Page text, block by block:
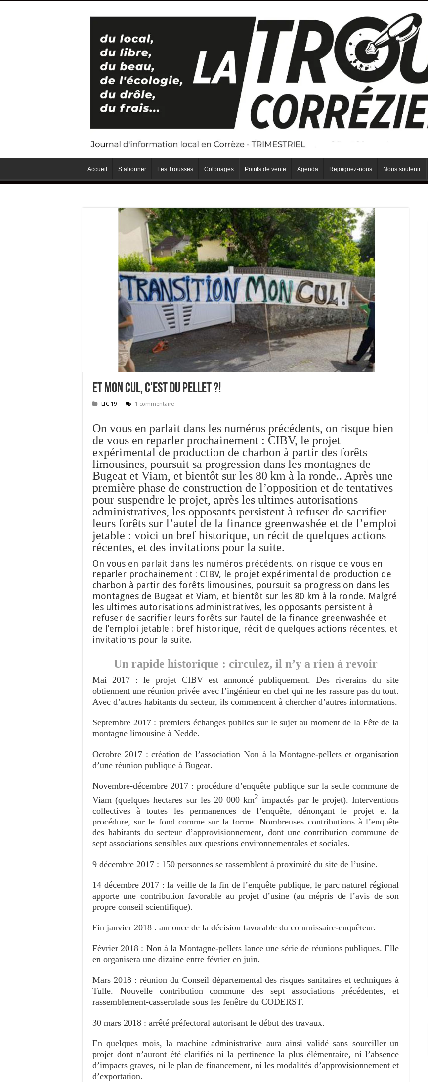
Accueil S’abonner Les Trousses Coloriages Points de vente Agenda Rejoignez-nous Nous soutenir
ET MON CUL, c’est du pellet ?!
LTC 19 1 commentaire
On vous en parlait dans les numéros précédents, on risque bien
de vous en reparler prochainement : CIBV, le projet
expérimental de production de charbon à partir des forêts
limousines, poursuit sa progression dans les montagnes de
Bugeat et Viam, et bientôt sur les 80 km à la ronde.. Après une
première phase de construction de l’opposition et de tentatives
pour suspendre le projet, après les ultimes autorisations
administratives, les opposants persistent à refuser de sacrifier
leurs forêts sur l’autel de la finance greenwashée et de l’emploi
jetable : voici un bref historique, un récit de quelques actions
récentes, et des invitations pour la suite.
On vous en parlait dans les numéros précédents, on risque de vous en
reparler prochainement : CIBV, le projet expérimental de production de
charbon à partir des forêts limousines, poursuit sa progression dans les
montagnes de Bugeat et Viam, et bientôt sur les 80 km à la ronde. Malgré
les ultimes autorisations administratives, les opposants persistent à
refuser de sacrifier leurs forêts sur l’autel de la finance greenwashée et
de l’emploi jetable : bref historique, récit de quelques actions récentes, et
invitations pour la suite.
Un rapide historique : circulez, il n’y a rien à revoir
Mai 2017 : le projet CIBV est annoncé publiquement. Des riverains du site
obtiennent une réunion privée avec l’ingénieur en chef qui ne les rassure pas du tout.
Avec d’autres habitants du secteur, ils commencent à chercher d’autres informations.
Septembre 2017 : premiers échanges publics sur le sujet au moment de la Fête de la
montagne limousine à Nedde.
Octobre 2017 : création de l’association Non à la Montagne-pellets et organisation
d’une réunion publique à Bugeat.
Novembre-décembre 2017 : procédure d’enquête publique sur la seule commune de
Viam (quelques hectares sur les 20 000 km2 impactés par le projet). Interventions
collectives à toutes les permanences de l’enquête, dénonçant le projet et la
procédure, sur le fond comme sur la forme. Nombreuses contributions à l’enquête
des habitants du secteur d’approvisionnement, dont une contribution commune de
sept associations sensibles aux questions environnementales et sociales.
9 décembre 2017 : 150 personnes se rassemblent à proximité du site de l’usine.
14 décembre 2017 : la veille de la fin de l’enquête publique, le parc naturel régional
apporte une contribution favorable au projet d’usine (au mépris de l’avis de son
propre conseil scientifique).
Fin janvier 2018 : annonce de la décision favorable du commissaire-enquêteur.
Février 2018 : Non à la Montagne-pellets lance une série de réunions publiques. Elle
en organisera une dizaine entre février en juin.
Mars 2018 : réunion du Conseil départemental des risques sanitaires et techniques à
Tulle. Nouvelle contribution commune des sept associations précédentes, et
rassemblement-casserolade sous les fenêtre du CODERST.
30 mars 2018 : arrêté préfectoral autorisant le début des travaux.
En quelques mois, la machine administrative aura ainsi validé sans sourciller un
projet dont n’auront été clarifiés ni la pertinence la plus élémentaire, ni l’absence
d’impacts graves, ni le plan de financement, ni les modalités d’approvisionnement et
d’exportation.